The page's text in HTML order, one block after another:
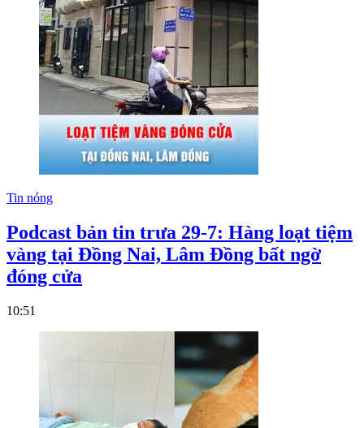
Tin nóng
Podcast bản tin trưa 29-7: Hàng loạt tiệm
vàng tại Đồng Nai, Lâm Đồng bất ngờ
đóng cửa
10:51